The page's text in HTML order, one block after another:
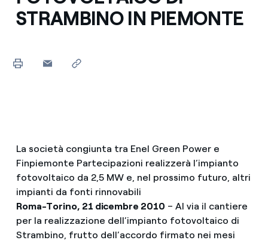
STRAMBINO IN PIEMONTE
La società congiunta tra Enel Green Power e
Finpiemonte Partecipazioni realizzerà l’impianto
fotovoltaico da 2,5 MW e, nel prossimo futuro, altri
impianti da fonti rinnovabili
Roma-Torino, 21 dicembre 2010 – Al via il cantiere
per la realizzazione dell’impianto fotovoltaico di
Strambino, frutto dell’accordo firmato nei mesi